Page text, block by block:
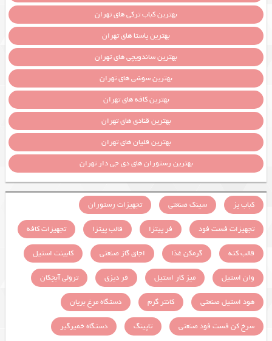
بهترین کباب ترکی های تهران
بهترین پاستا های تهران
بهترین ساندویچی های تهران
بهترین سوشی های تهران
بهترین کافه های تهران
بهترین قنادی های تهران
بهترین قلیان های تهران
بهترین رستوران های دی جی دار تهران
کباب پز سینک صنعتی
تجهیزات رستوران
تجهیزات فست فود
فر پیتزا قالب پیتزا
تجهیزات کافه
قالب کته
گرمکن غذا اجاق گاز صنعتی
کابینت استیل
وان استیل
میز کار استیل فر دیزی
ترولی آبچکان
هود استیل صنعتی
کانتر گرم
دستگاه مرغ بریان
سرخ کن فست فود صنعتی
تاپینگ
دستگاه خمیرگیر